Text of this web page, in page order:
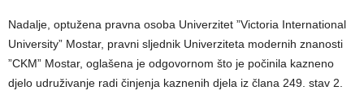
Nadalje, optužena pravna osoba Univerzitet ”Victoria International
University” Mostar, pravni sljednik Univerziteta modernih znanosti
”CKM” Mostar, oglašena je odgovornom što je počinila kazneno
djelo udruživanje radi činjenja kaznenih djela iz člana 249. stav 2.